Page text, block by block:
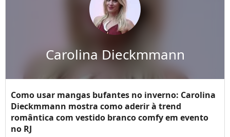
Carolina Dieckmmann
Como usar mangas bufantes no inverno: Carolina
Dieckmmann mostra como aderir à trend
romântica com vestido branco comfy em evento
no RJ